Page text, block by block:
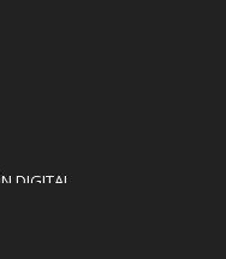
DIGITAL